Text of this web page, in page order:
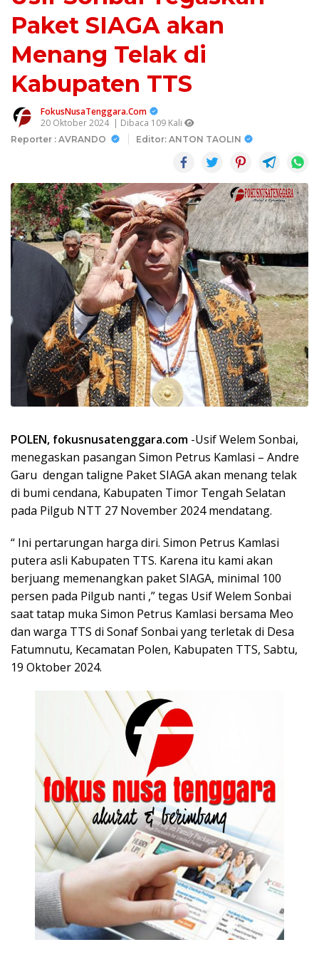
Paket SIAGA akan
Menang Telak di
Kabupaten TTS
FokusNusaTenggara.Com
20 Oktober 2024 | Dibaca 109 Kali
Reporter : AVRANDO Editor: ANTON TAOLIN
POLEN, fokusnusatenggara.com -Usif Welem Sonbai,
menegaskan pasangan Simon Petrus Kamlasi – Andre
Garu dengan taligne Paket SIAGA akan menang telak
di bumi cendana, Kabupaten Timor Tengah Selatan
pada Pilgub NTT 27 November 2024 mendatang.
“ Ini pertarungan harga diri. Simon Petrus Kamlasi
putera asli Kabupaten TTS. Karena itu kami akan
berjuang memenangkan paket SIAGA, minimal 100
persen pada Pilgub nanti ,” tegas Usif Welem Sonbai
saat tatap muka Simon Petrus Kamlasi bersama Meo
dan warga TTS di Sonaf Sonbai yang terletak di Desa
Fatumnutu, Kecamatan Polen, Kabupaten TTS, Sabtu,
19 Oktober 2024.